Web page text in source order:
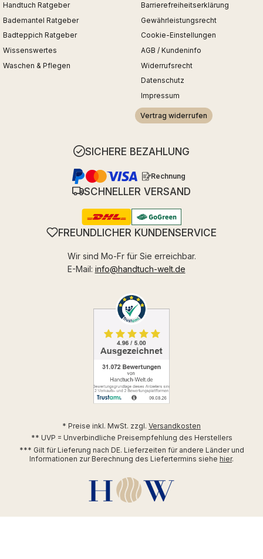
Handtuch Ratgeber
Bademantel Ratgeber
Badteppich Ratgeber
Wissenswertes
Waschen & Pflegen
Barrierefreiheitserklärung
Gewährleistungsrecht
Cookie-Einstellungen
AGB / Kundeninfo
Widerrufsrecht
Datenschutz
Impressum
Vertrag widerrufen
SICHERE BEZAHLUNG
Rechnung
SCHNELLER VERSAND
FREUNDLICHER KUNDENSERVICE
Wir sind Mo-Fr für Sie erreichbar.
E-Mail: info@handtuch-welt.de
* Preise inkl. MwSt. zzgl. Versandkosten
** UVP = Unverbindliche Preisempfehlung des Herstellers
*** Gilt für Lieferung nach DE. Lieferzeiten für andere Länder und
Informationen zur Berechnung des Liefertermins siehe hier.